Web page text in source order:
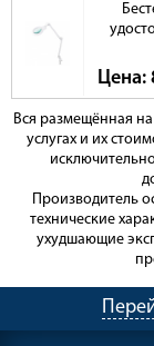
Цена:
Вся размещённая
услугах и их
Производитель
технические
ухудшающие